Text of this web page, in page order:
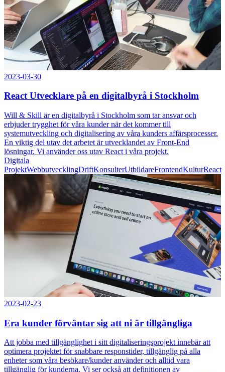
2023-03-30
React Utvecklare på en digitalbyrå i Stockholm
Will & Skill är en digitalbyrå i Stockholm som tar ansvar och
erbjuder trygghet för våra kunder när det kommer till
systemutveckling och digitalisering av våra kunders affärsprocesser.
En viktig del utav det arbetet är utvecklandet av Front-End
lösningar. Vi använder oss utav React i våra projekt.
Digitala
ProjektWebbutvecklingDriftKonsulterUtbildareFrontendKulturReact
2023-02-23
Era kunder förväntar sig att ni är tillgängliga
Att jobba med tillgänglighet i sitt digitaliseringsprojekt innebär att
optimera projektet för snabbare responstider, tillgänglig på alla
enheter som våra besökare/kunder använder och alltid vara
tillgänglig för kunderna. Vi ser också att definitionen av